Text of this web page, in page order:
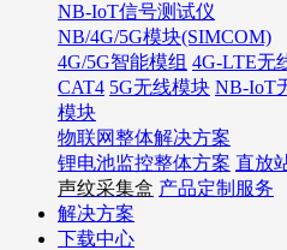
NB-IoT信号测试仪
NB/4G/5G模块(SIMCOM)
4G/5G智能模组 4G-LTE无
CAT4 5G无线模块 NB-IoT
模块
物联网整体解决方案
锂电池监控整体方案 直放
声纹采集盒 产品定制服务
解决方案
下载中心